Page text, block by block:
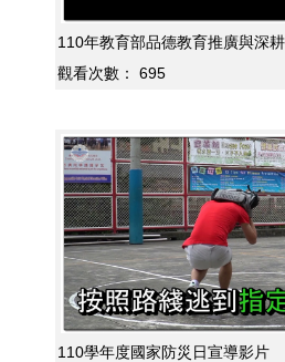
110年教育部品德教育推廣與深耕
觀看次數：
695
110學年度國家防災日宣導影片